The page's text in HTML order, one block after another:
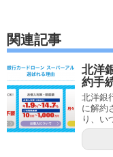
関連記事
北洋
約手
北洋銀
に解約
り、い